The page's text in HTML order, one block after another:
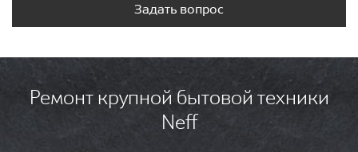
Задать вопрос
Ремонт крупной бытовой техники
Neff